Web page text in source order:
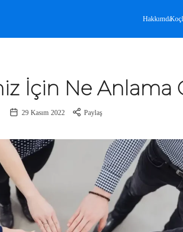
Hakkımda
İçin Ne Anlama
29 Kasım 2022 Paylaş